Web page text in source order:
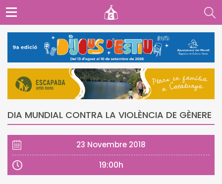
DIA MUNDIAL CONTRA LA VIOLÈNCIA DE GÈNERE
23 Novembre 2018
19:00h